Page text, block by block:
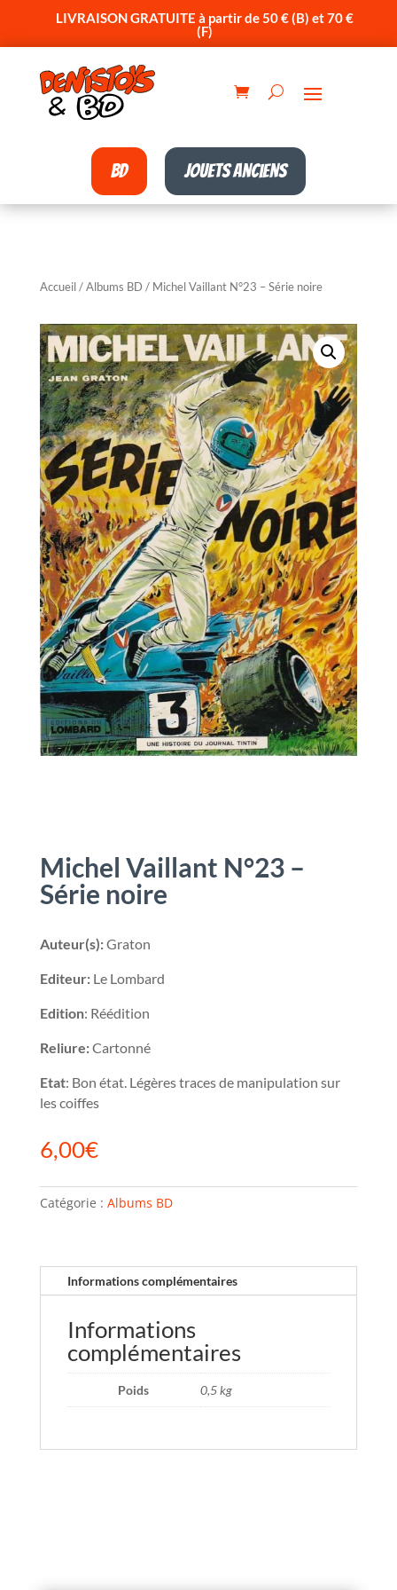
LIVRAISON GRATUITE à partir de 50 € (B) et 70 €
(F)
BD Jouets anciens
Accueil/Albums BD / Michel Vaillant N°23 – Série noire
Michel Vaillant N°23 –
Série noire
Auteur(s):Graton
Editeur:Le Lombard
Edition: Réédition
Reliure:Cartonné
Etat: Bon état. Légères traces de manipulation sur
les coiffes
6,00€
Catégorie : Albums BD
Informations complémentaires
Informations
complémentaires
Poids 0,5 kg